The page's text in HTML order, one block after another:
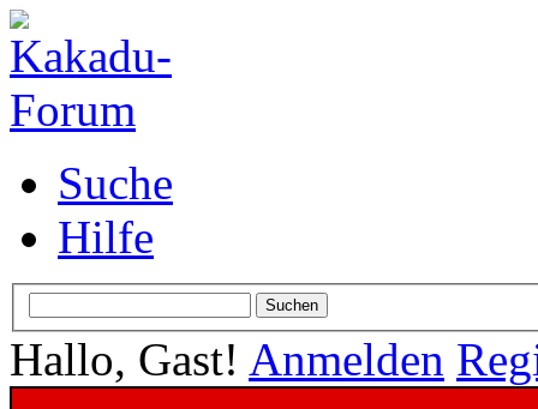
Suche
Hilfe
Hallo, Gast! Anmelden